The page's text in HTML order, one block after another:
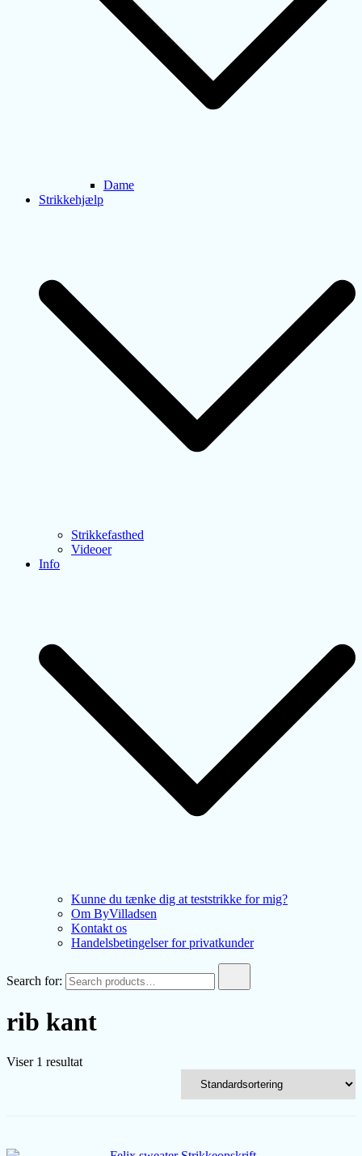
Dame
Strikkehjælp
Strikkefasthed
Videoer
Info
Kunne du tænke dig at teststrikke for mig?
Om ByVilladsen
Kontakt os
Handelsbetingelser for privatkunder
Search for:
rib kant
Viser 1 resultat